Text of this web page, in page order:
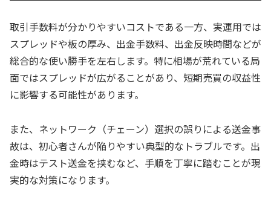
取引手数料が分かりやすいコストである一方、実運用では
スプレッドや板の厚み、出金手数料、出金反映時間などが
総合的な使い勝手を左右します。特に相場が荒れている局
面ではスプレッドが広がることがあり、短期売買の収益性
に影響する可能性があります。
また、ネットワーク（チェーン）選択の誤りによる送金事
故は、初心者さんが陥りやすい典型的なトラブルです。出
金時はテスト送金を挟むなど、手順を丁寧に踏むことが現
実的な対策になります。